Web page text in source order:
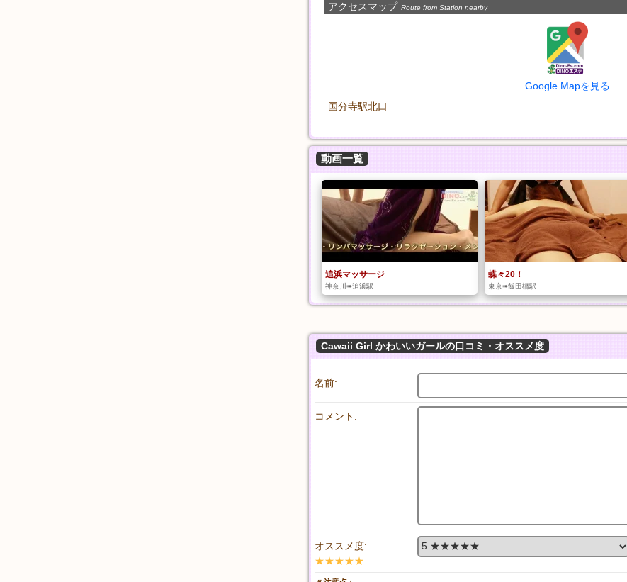
アクセスマップ Route from Station nearby
Google Mapを見る
国分寺駅北口
動画一覧
追浜マッサージ
神奈川➠追浜駅
蝶々20！
東京➠飯田橋駅
Cawaii Girl かわいいガールの口コミ・オススメ度
名前:
コメント:
オススメ度:
★★★★★